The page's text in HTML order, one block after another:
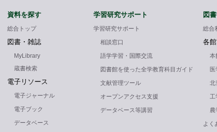
資料を探す
総合トップ
図書・雑誌
MyLibrary
蔵書検索
電子リソース
電子ジャーナル
電子ブック
データベース
学習研究サポート
学習研究サポート
相談窓口
語学学習・国際交流
図書館を使った全学教育科目ガイド
文献管理ツール
オープンアクセス支援
データベース等講習
図
総合
各
本
北
工
農
よく